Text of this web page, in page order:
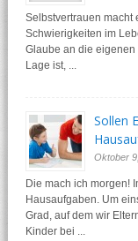
Selbstvertrauen macht
Schwierigkeiten im
Glaube an die
Lage ist, ...
Sollen
Oktober
Die mach ich morgen!
Hausaufgaben. Um
Grad, auf dem wir
Kinder bei ...